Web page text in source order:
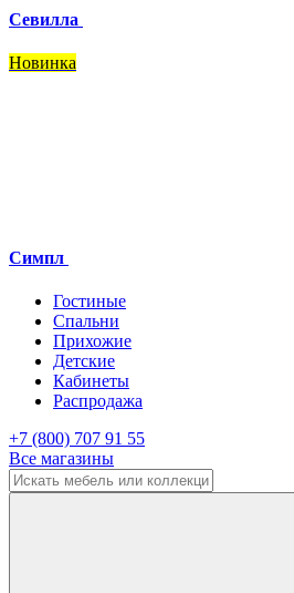
Севилла
Новинка
Симпл
Гостиные
Спальни
Прихожие
Детские
Кабинеты
Распродажа
+7 (800) 707 91 55
Все магазины